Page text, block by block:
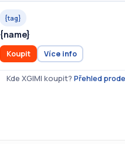
{tag}
{name}
Koupit Více info
Kde XGIMI koupit? Přehled